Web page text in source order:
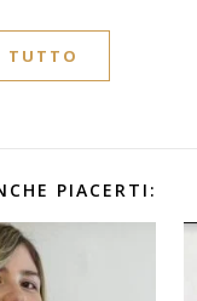
TUTTO
PIACERTI: